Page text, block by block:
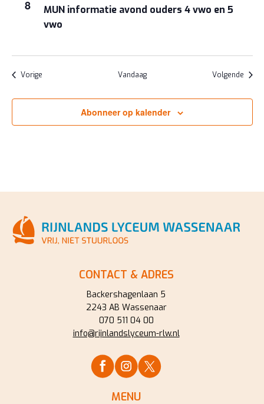
8
MUN informatie avond ouders 4 vwo en 5
vwo
VorigeEvenementen Vandaag Volgende
Abonneer op kalender
CONTACT & ADRES
Backershagenlaan 5
2243 AB Wassenaar
070 511 04 00
info@rijnlandslyceum-rlw.nl
MENU